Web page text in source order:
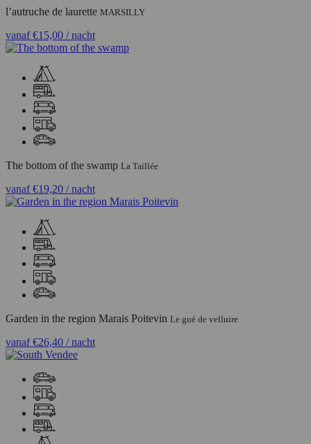
l’autruche de laurette MARSILLY
vanaf€15,00 / nacht
The bottom of the swamp La Taillée
vanaf€19,20 / nacht
Garden in the region Marais Poitevin Le gué de velluire
vanaf€26,40 / nacht